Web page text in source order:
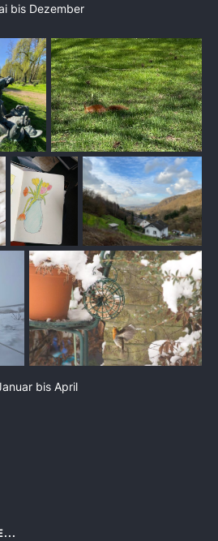
Kreative Ideen
Hobonichi
bis Dezember
bis April